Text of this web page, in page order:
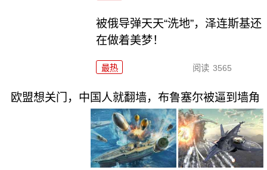
被俄导弹天天“洗地”，泽连斯基还
在做着美梦！
最热 阅读 3565
欧盟想关门，中国人就翻墙，布鲁塞尔被逼到墙角